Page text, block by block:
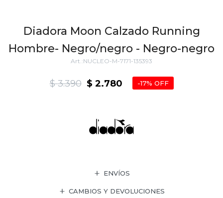
Diadora Moon Calzado Running
Hombre- Negro/negro - Negro-negro
NUCLEO-M-7171-135393
$ 2.780
$ 3.390 17
ENVÍOS
CAMBIOS Y DEVOLUCIONES